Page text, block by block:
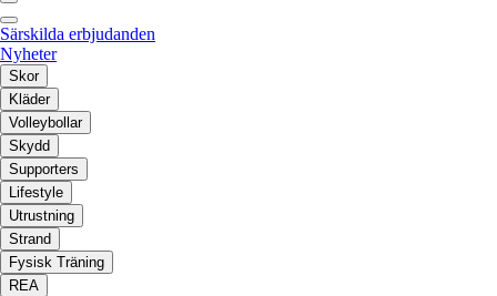
Särskilda erbjudanden
Nyheter
Skor
Kläder
Volleybollar
Skydd
Supporters
Lifestyle
Utrustning
Strand
Fysisk Träning
REA